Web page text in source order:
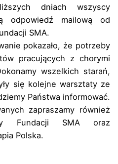
dniach wszyscy
odpowiedź mailową od
SMA.
pokazało, że potrzeby
pracujących z chorymi
wszelkich starań,
się kolejne warsztaty ze
Państwa informować.
zapraszamy również
Fundacji SMA oraz
Polska.